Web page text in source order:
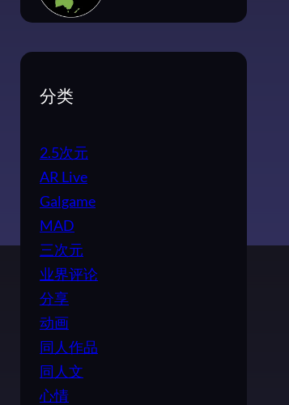
分类
2.5次元
AR Live
Galgame
MAD
三次元
业界评论
分享
动画
同人作品
同人文
心情